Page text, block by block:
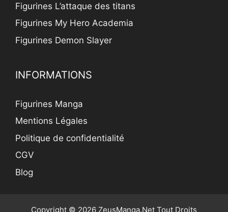
Figurines L’attaque des titans
Figurines My Hero Academia
Figurines Demon Slayer
INFORMATIONS
Figurines Manga
Mentions Légales
Politique de confidentialité
CGV
Blog
Copyright © 2026 ZeusManga.Net Tout Droits